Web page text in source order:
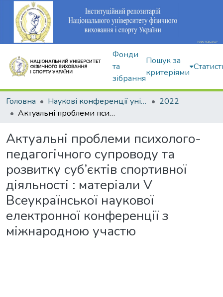
Фонди
та
зібрання
Пошук за
критеріями
Головна Наукові конференції університету
2022
Актуальні проблеми психолого-педагогічного супроводу та розвитку суб’єктів спортивної діяльності : матеріали V Всеукраїнської наукової електронної конференції з міжнародною участю
Актуальні проблеми психолого-
педагогічного супроводу та
розвитку суб’єктів спортивної
діяльності : матеріали V
Всеукраїнської наукової
електронної конференції з
міжнародною участю